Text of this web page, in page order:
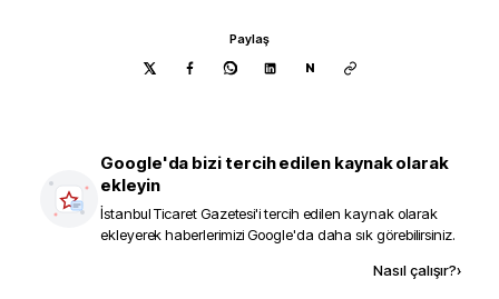
Paylaş
N
Google'da bizi tercih edilen kaynak olarak
ekleyin
İstanbul Ticaret Gazetesi'i tercih edilen kaynak olarak
ekleyerek haberlerimizi Google'da daha sık görebilirsiniz.
Nasıl çalışır?›